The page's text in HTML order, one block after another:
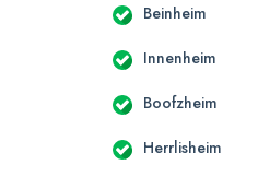
Beinheim
Innenheim
Boofzheim
Herrlisheim